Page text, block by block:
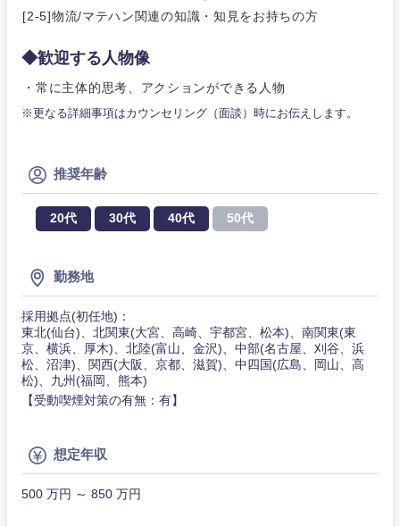
[2-5]物流/マテハン関連の知識・知見をお持ちの方
◆歓迎する人物像
・常に主体的思考、アクションができる人物
※更なる詳細事項はカウンセリング（面談）時にお伝えします。
推奨年齢
20代 30代 40代 50代
勤務地
採用拠点(初任地)：
東北(仙台)、北関東(大宮、高崎、宇都宮、松本)、南関東(東
京、横浜、厚木)、北陸(富山、金沢)、中部(名古屋、刈谷、浜
松、沼津)、関西(大阪、京都、滋賀)、中四国(広島、岡山、高
松)、九州(福岡、熊本)
【受動喫煙対策の有無：有】
想定年収
500 万円 ～ 850 万円
新潟県 富山県